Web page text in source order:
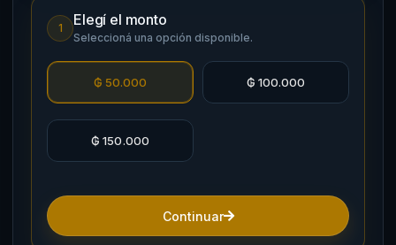
1 Elegí el monto
Seleccioná una opción disponible.
₲ 50.000 ₲ 100.000
₲ 150.000
Continuar